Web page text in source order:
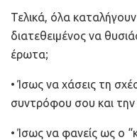
Τελικά, όλα
διατεθειμένος να
έρωτα;
• Ίσως να χάσεις τη
συντρόφου σου και
• Ίσως να φανείς ως ο